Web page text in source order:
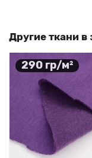
Другие ткани в
290 гр/м²